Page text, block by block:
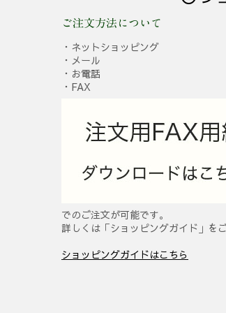
ご注文方法について
・ネットショッピング
・メール
・お電話
・FAX
でのご注文が可能です。
詳しくは「ショッピングガイド」を
ショッピングガイドはこちら